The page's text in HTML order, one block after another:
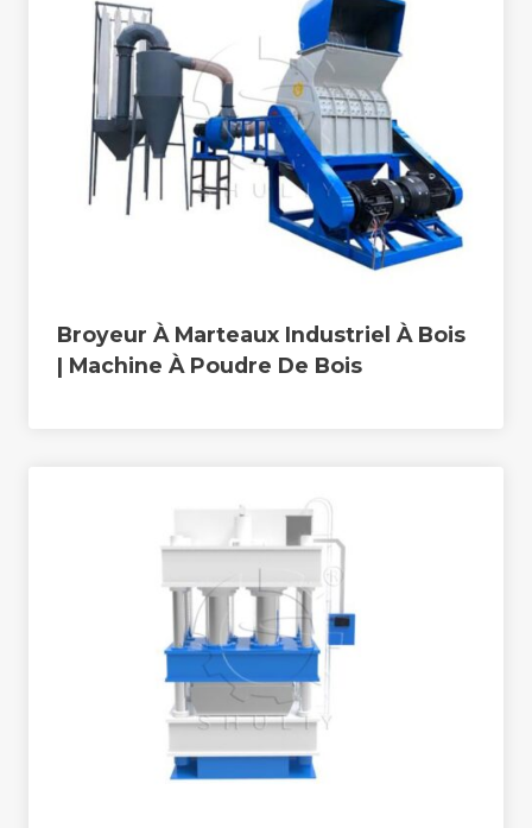
Broyeur À Marteaux Industriel À Bois
| Machine À Poudre De Bois